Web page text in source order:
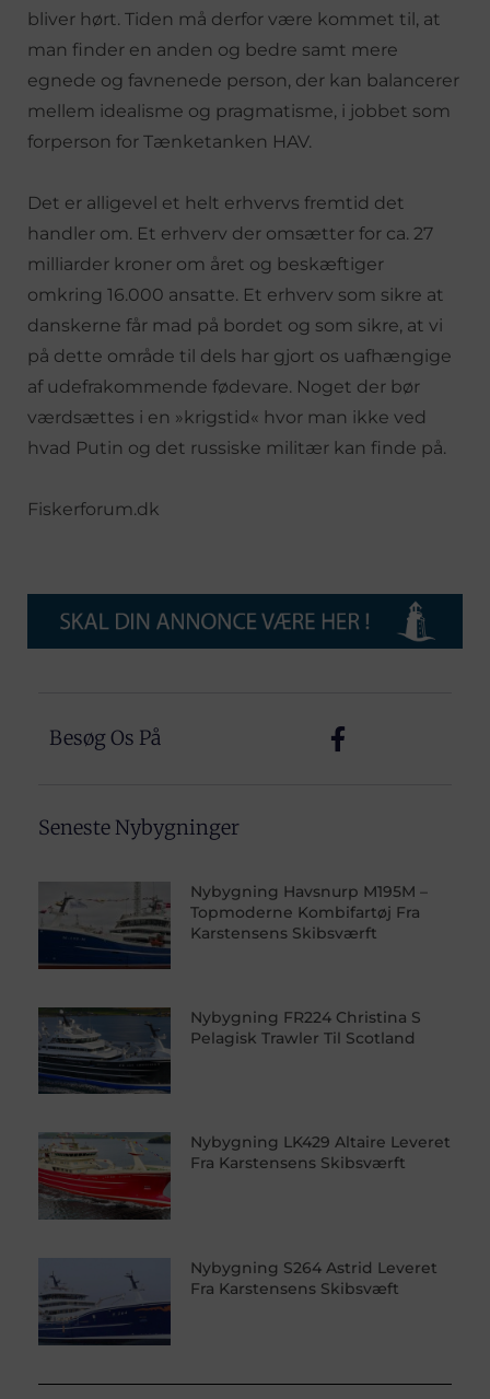
bliver hørt. Tiden må derfor være kommet til, at
man finder en anden og bedre samt mere
egnede og favnenede person, der kan balancerer
mellem idealisme og pragmatisme, i jobbet som
forperson for Tænketanken HAV.
Det er alligevel et helt erhvervs fremtid det
handler om. Et erhverv der omsætter for ca. 27
milliarder kroner om året og beskæftiger
omkring 16.000 ansatte. Et erhverv som sikre at
danskerne får mad på bordet og som sikre, at vi
på dette område til dels har gjort os uafhængige
af udefrakommende fødevare. Noget der bør
værdsættes i en »krigstid« hvor man ikke ved
hvad Putin og det russiske militær kan finde på.
Fiskerforum.dk
Besøg Os På
Seneste Nybygninger
Nybygning Havsnurp M195M –
Topmoderne Kombifartøj Fra
Karstensens Skibsværft
Nybygning FR224 Christina S
Pelagisk Trawler Til Scotland
Nybygning LK429 Altaire Leveret
Fra Karstensens Skibsværft
Nybygning S264 Astrid Leveret
Fra Karstensens Skibsvæft